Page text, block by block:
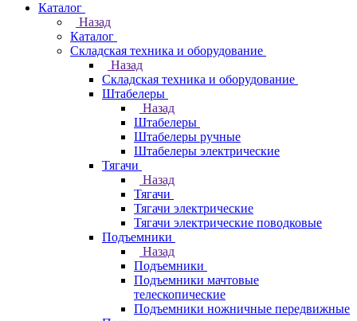
Каталог
Назад
Каталог
Складская техника и оборудование
Назад
Складская техника и оборудование
Штабелеры
Назад
Штабелеры
Штабелеры ручные
Штабелеры электрические
Тягачи
Назад
Тягачи
Тягачи электрические
Тягачи электрические поводковые
Подъемники
Назад
Подъемники
Подъемники мачтовые
телескопические
Подъемники ножничные передвижные